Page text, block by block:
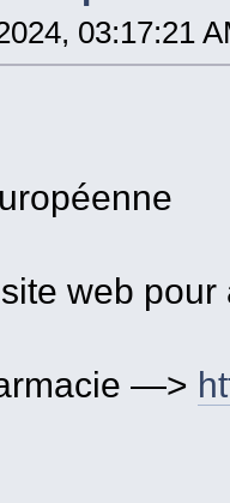
03:17:21
web
—>